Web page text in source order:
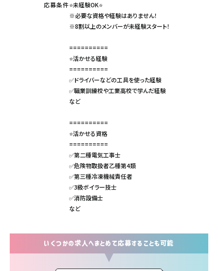
応募条件⭐未経験OK⭐
※必要な資格や経験はありません！
※8割以上のメンバーが未経験スタート！
==========
⭐活かせる経験
==========
✅ドライバーなどの工具を使った経験
✅職業訓練校や工業高校で学んだ経験
など
==========
⭐活かせる資格
==========
✅第二種電気工事士
✅危険物取扱者乙種第4類
✅第三種冷凍機械責任者
✅3級ボイラー技士
✅消防設備士
など
いくつかの求人へまとめて応募することも可能